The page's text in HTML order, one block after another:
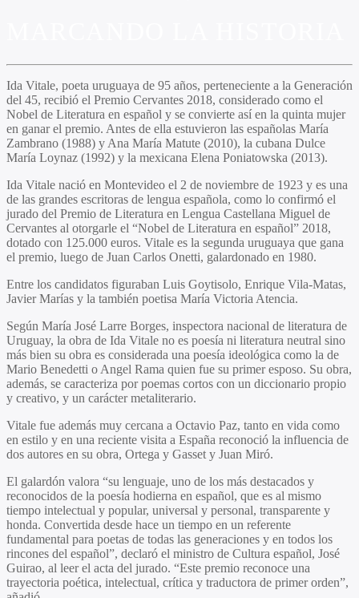
Ida Vitale, poeta uruguaya de 95 años, perteneciente a la Generación
del 45, recibió el Premio Cervantes 2018, considerado como el
Nobel de Literatura en español y se convierte así en la quinta mujer
en ganar el premio. Antes de ella estuvieron las españolas María
Zambrano (1988) y Ana María Matute (2010), la cubana Dulce
María Loynaz (1992) y la mexicana Elena Poniatowska (2013).
Ida Vitale nació en Montevideo el 2 de noviembre de 1923 y es una
de las grandes escritoras de lengua española, como lo confirmó el
jurado del Premio de Literatura en Lengua Castellana Miguel de
Cervantes al otorgarle el “Nobel de Literatura en español” 2018,
dotado con 125.000 euros. Vitale es la segunda uruguaya que gana
el premio, luego de Juan Carlos Onetti, galardonado en 1980.
Entre los candidatos figuraban Luis Goytisolo, Enrique Vila-Matas,
Javier Marías y la también poetisa María Victoria Atencia.
Según María José Larre Borges, inspectora nacional de literatura de
Uruguay, la obra de Ida Vitale no es poesía ni literatura neutral sino
más bien su obra es considerada una poesía ideológica como la de
Mario Benedetti o Angel Rama quien fue su primer esposo. Su obra,
además, se caracteriza por poemas cortos con un diccionario propio
y creativo, y un carácter metaliterario.
Vitale fue además muy cercana a Octavio Paz, tanto en vida como
en estilo y en una reciente visita a España reconoció la influencia de
dos autores en su obra, Ortega y Gasset y Juan Miró.
El galardón valora “su lenguaje, uno de los más destacados y
reconocidos de la poesía hodierna en español, que es al mismo
tiempo intelectual y popular, universal y personal, transparente y
honda. Convertida desde hace un tiempo en un referente
fundamental para poetas de todas las generaciones y en todos los
rincones del español”, declaró el ministro de Cultura español, José
Guirao, al leer el acta del jurado. “Este premio reconoce una
trayectoria poética, intelectual, crítica y traductora de primer orden”,